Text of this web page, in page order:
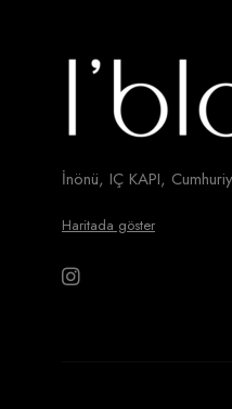
İnönü, IÇ KAPI,
Haritada göster